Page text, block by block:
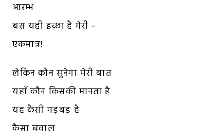
आरम्भ
बस यही इच्छा है मेरी –
एकमात्र!
लेकिन कौन सुनेगा मेरी बात
यहाँ कौन किसकी मानता है
यह कैसी गड़बड़ है
कैसा बवाल